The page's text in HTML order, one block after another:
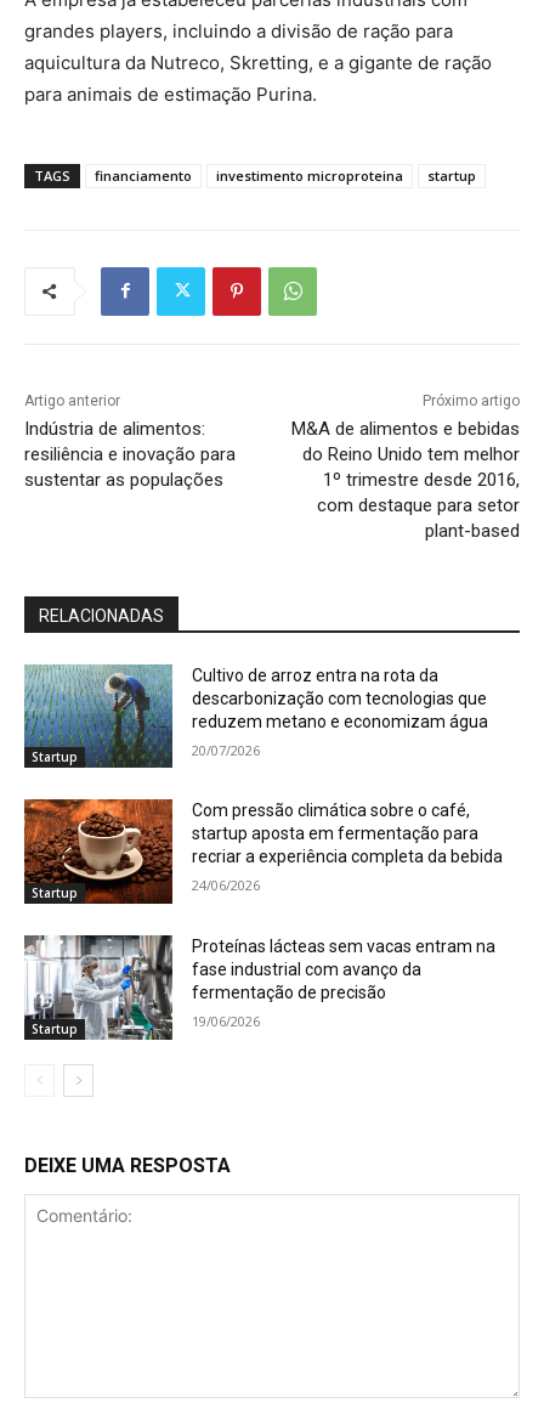
grandes players, incluindo a divisão de ração para
aquicultura da Nutreco, Skretting, e a gigante de ração
para animais de estimação Purina.
TAGS financiamento investimento microproteina startup
Artigo anterior
Indústria de alimentos:
resiliência e inovação para
sustentar as populações
Próximo artigo
M&A de alimentos e bebidas
do Reino Unido tem melhor
1º trimestre desde 2016,
com destaque para setor
plant-based
RELACIONADAS
Startup
Cultivo de arroz entra na rota da
descarbonização com tecnologias que
reduzem metano e economizam água
20/07/2026
Startup
Com pressão climática sobre o café,
startup aposta em fermentação para
recriar a experiência completa da bebida
24/06/2026
Startup
Proteínas lácteas sem vacas entram na
fase industrial com avanço da
fermentação de precisão
19/06/2026
DEIXE UMA RESPOSTA